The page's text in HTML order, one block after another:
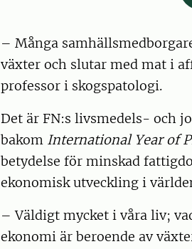
– Många
växter och slutar med mat i
professor i skogspatologi.
Det är FN:s livsmedels- och
bakom International Year of
betydelse för minskad
ekonomisk utveckling i
– Väldigt mycket i våra liv;
ekonomi är beroende av